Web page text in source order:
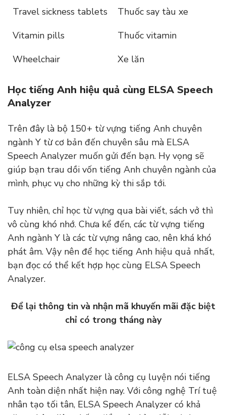
Travel sickness tablets
Thuốc say tàu xe
Vitamin pills
Thuốc vitamin
Wheelchair
Xe lăn
Học tiếng Anh hiệu quả cùng ELSA Speech
Analyzer
Trên đây là bộ 150+ từ vựng tiếng Anh chuyên
ngành Y từ cơ bản đến chuyên sâu mà ELSA
Speech Analyzer muốn gửi đến bạn. Hy vọng sẽ
giúp bạn trau dồi vốn tiếng Anh chuyên ngành của
mình, phục vụ cho những kỳ thi sắp tới.
Tuy nhiên, chỉ học từ vựng qua bài viết, sách vở thì
vô cùng khó nhớ. Chưa kể đến, các từ vựng tiếng
Anh ngành Y là các từ vựng nâng cao, nên khá khó
phát âm. Vậy nên để học tiếng Anh hiệu quả nhất,
bạn đọc có thể kết hợp học cùng ELSA Speech
Analyzer.
Để lại thông tin và nhận mã khuyến mãi đặc biệt
chỉ có trong tháng này
ELSA Speech Analyzer là công cụ luyện nói tiếng
Anh toàn diện nhất hiện nay. Với công nghệ Trí tuệ
nhân tạo tối tân, ELSA Speech Analyzer có khả